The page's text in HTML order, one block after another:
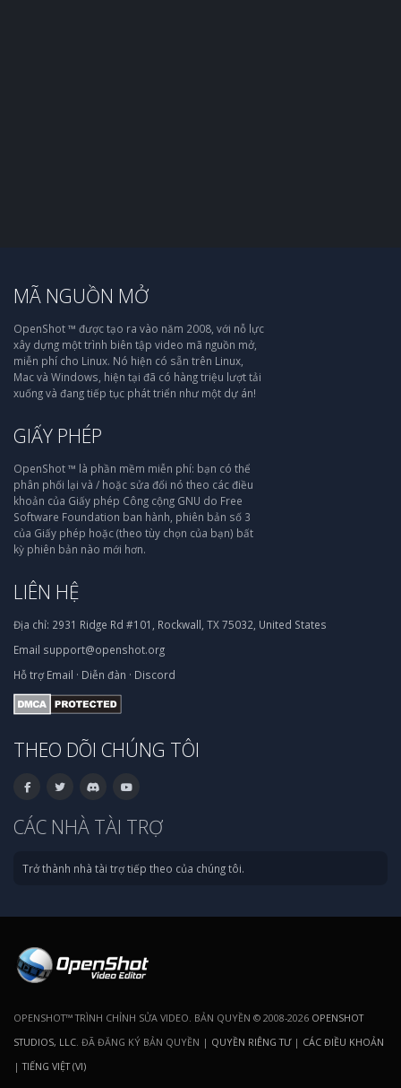
MÃ NGUỒN MỞ
OpenShot ™ được tạo ra vào năm 2008, với nỗ lực
xây dựng một trình biên tập video mã nguồn mở,
miễn phí cho Linux. Nó hiện có sẵn trên Linux,
Mac và Windows, hiện tại đã có hàng triệu lượt tải
xuống và đang tiếp tục phát triển như một dự án!
GIẤY PHÉP
OpenShot ™ là phần mềm miễn phí: bạn có thể
phân phối lại và / hoặc sửa đổi nó theo các điều
khoản của Giấy phép Công cộng GNU do Free
Software Foundation ban hành, phiên bản số 3
của Giấy phép hoặc (theo tùy chọn của bạn) bất
kỳ phiên bản nào mới hơn.
LIÊN HỆ
Địa chỉ: 2931 Ridge Rd #101, Rockwall, TX 75032, United States
Email support@openshot.org
Hỗ trợ Email · Diễn đàn · Discord
THEO DÕI CHÚNG TÔI
CÁC NHÀ TÀI TRỢ
Trở thành nhà tài trợ tiếp theo của chúng tôi.
OPENSHOT™ TRÌNH CHỈNH SỬA VIDEO. BẢN QUYỀN © 2008-2026 OPENSHOT
STUDIOS, LLC . ĐÃ ĐĂNG KÝ BẢN QUYỀN | QUYỀN RIÊNG TƯ| CÁC ĐIỀU KHOẢN
|TIẾNG VIỆT (VI)